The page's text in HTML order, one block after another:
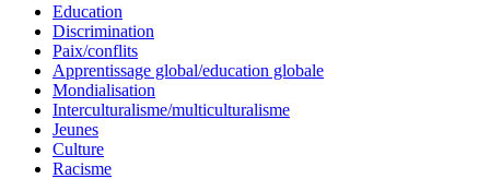
Education
Discrimination
Paix/conflits
Apprentissage global/education globale
Mondialisation
Interculturalisme/multiculturalisme
Jeunes
Culture
Racisme